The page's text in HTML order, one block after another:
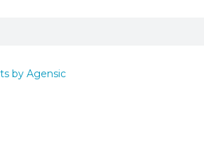
by Agensic